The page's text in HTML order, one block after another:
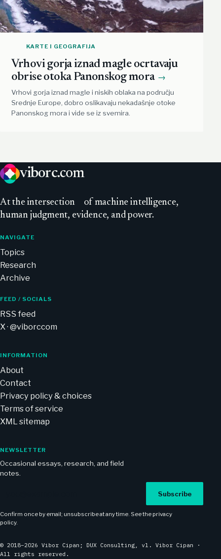
KARTE I GEOGRAFIJA
Vrhovi gorja iznad magle ocrtavaju
obrise otoka Panonskog mora →
Vrhovi gorja iznad magle i niskih oblaka na području
Srednje Europe, dobro oslikavaju nekadašnje otoke
Panonskog mora i vide se iz svemira.
viborc.com
At the intersection
of machine intelligence,
human judgment, evidence, and power.
NAVIGATE
Topics
Research
Archive
FEED / SOCIALS
RSS feed
X · @viborccom
INFORMATION
About
Contact
Privacy policy & choices
Terms of service
XML sitemap
NEWSLETTER
Occasional essays, research, and field
notes.
Subscribe
Confirm once by email; unsubscribe at any time. See the privacy
policy.
© 2018–2026 Vibor Cipan; DUX Consulting, vl. Vibor Cipan ·
All rights reserved.